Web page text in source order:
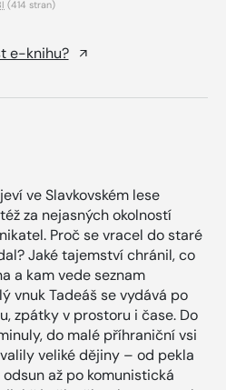
(414 stran)
e-knihu?
ve Slavkovském lese
za nejasných okolností
Proč se vracel do staré
Jaké tajemství chránil, co
a kam vede seznam
vnuk Tadeáš se vydává po
zpátky v prostoru i čase. Do
do malé příhraniční vsi
veliké dějiny – od pekla
až po komunistická